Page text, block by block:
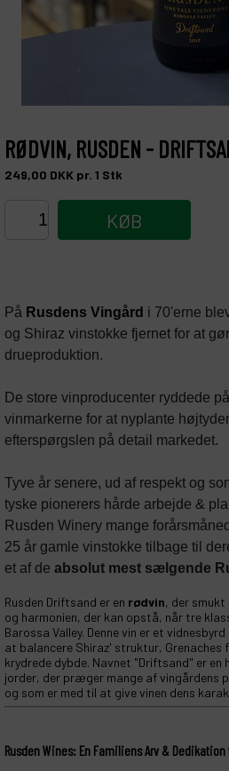
RØDVIN, RUSDEN -
249,00 DKK pr. 1 Stk
KØB
På Rusdens Vingård i 70'erne
og Shiraz vinstokke fjernet for at
drueproduktion.
De store vinproducenter ryddede
vinmarkerne for at nyplante
efterspørgslen på detail markedet.
Tyve år senere, ud af respekt og
tyske pionerers hårde arbejde &
Rusden Winery mange
25 år gamle vinstokke tilbage til
et af de absolut mest sælgende
Rusden Driftsand er en rødvin, der
og harmonien, der kan opstå, når tre
Barossa Valley. Denne vin er et
at balancere Shiraz' struktur, Grenaches
krydrede dybde. Navnet "Driftsand" er en
jorder, der præger mange af vingårdens
og som er med til at give vinen dens
Rusden Wines: En Familiens Arv &